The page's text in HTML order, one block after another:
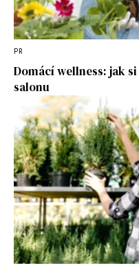
PR
Domácí wellness: jak
salonu